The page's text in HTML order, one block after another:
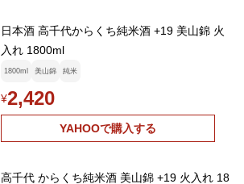
日本酒 高千代からくち純米酒 +19 美山錦 火
入れ 1800ml
1800ml 美山錦 純米
¥2,420
YAHOOで購入する
高千代 からくち純米酒 美山錦 +19 火入れ 18